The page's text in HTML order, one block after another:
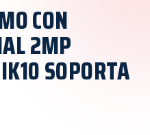
CON
2MP
SOPORTA